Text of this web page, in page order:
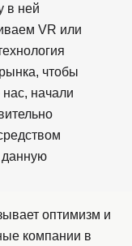
в ней
VR или
чтобы
нас, начали
данную
оптимизм и
компании в